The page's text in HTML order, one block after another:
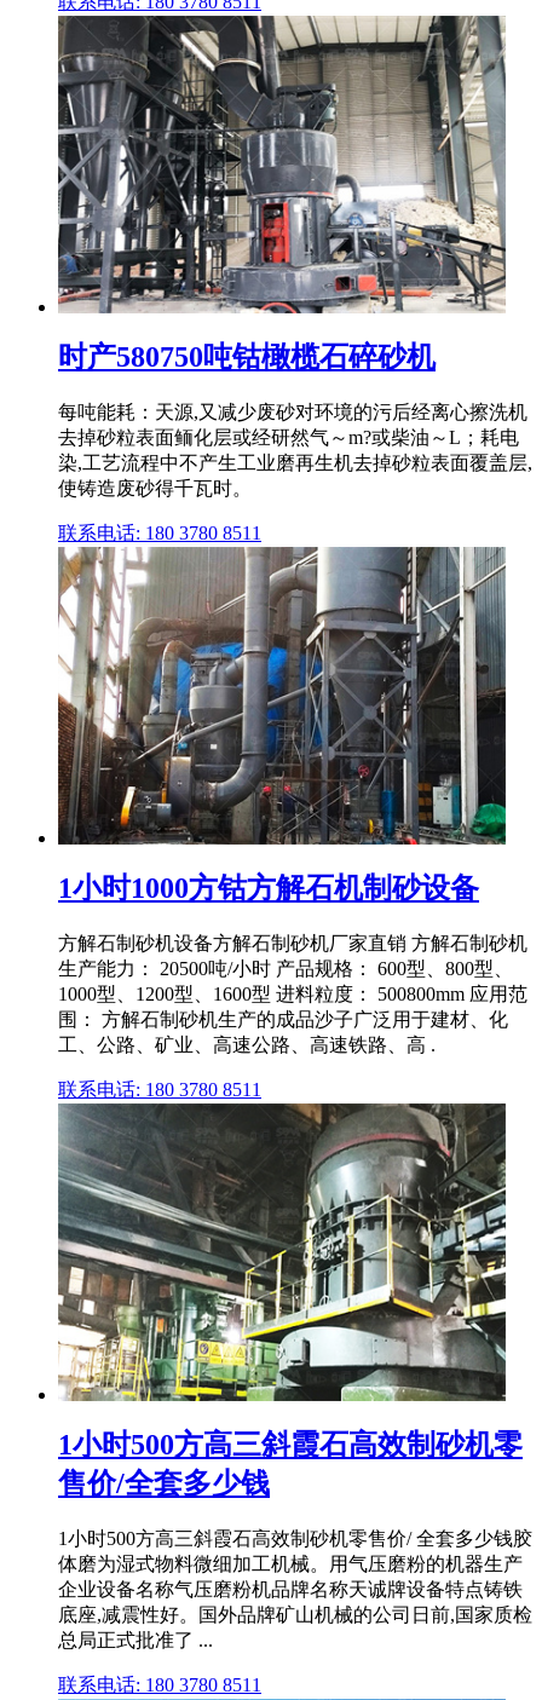
时产580750吨钴橄榄石碎砂机
每吨能耗：天源,又减少废砂对环境的污后经离心擦洗机
去掉砂粒表面鲕化层或经研然气～m?或柴油～L；耗电
染,工艺流程中不产生工业磨再生机去掉砂粒表面覆盖层,
使铸造废砂得千瓦时。
联系电话: 180 3780 8511
1小时1000方钴方解石机制砂设备
方解石制砂机设备方解石制砂机厂家直销 方解石制砂机
生产能力： 20500吨/小时 产品规格： 600型、800型、
1000型、1200型、1600型 进料粒度： 500800mm 应用范
围： 方解石制砂机生产的成品沙子广泛用于建材、化
工、公路、矿业、高速公路、高速铁路、高 .
联系电话: 180 3780 8511
1小时500方高三斜霞石高效制砂机零
售价/全套多少钱
1小时500方高三斜霞石高效制砂机零售价/ 全套多少钱胶
体磨为湿式物料微细加工机械。用气压磨粉的机器生产
企业设备名称气压磨粉机品牌名称天诚牌设备特点铸铁
底座,减震性好。国外品牌矿山机械的公司日前,国家质检
总局正式批准了 ...
联系电话: 180 3780 8511